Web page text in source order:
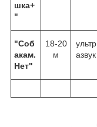
шка+
"
"Соб
акам.
Нет"
18-20
м
ультр
азвук